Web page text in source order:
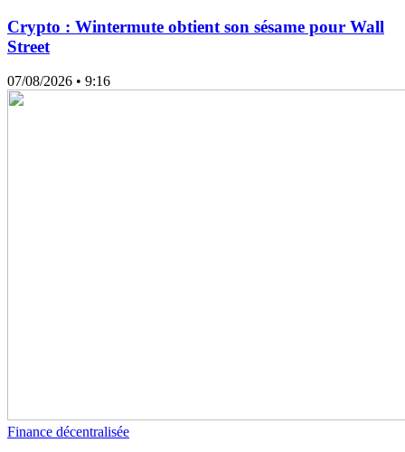
Crypto : Wintermute obtient son sésame pour Wall
Street
07/08/2026 • 9:16
Finance décentralisée